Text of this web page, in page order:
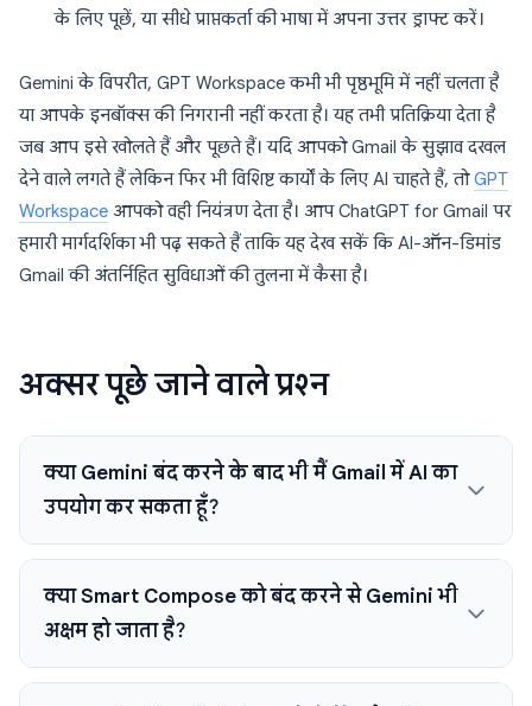
के लिए पूछें, या सीधे प्राप्तकर्ता की भाषा में अपना उत्तर ड्राफ्ट करें।
Gemini के विपरीत, GPT Workspace कभी भी पृष्ठभूमि में नहीं चलता है
या आपके इनबॉक्स की निगरानी नहीं करता है। यह तभी प्रतिक्रिया देता है
जब आप इसे खोलते हैं और पूछते हैं। यदि आपको Gmail के सुझाव दखल
देने वाले लगते हैं लेकिन फिर भी विशिष्ट कार्यों के लिए AI चाहते हैं, तोGPT
Workspace आपको वही नियंत्रण देता है। आप ChatGPT for Gmail पर
हमारी मार्गदर्शिका भी पढ़ सकते हैं ताकि यह देख सकें कि AI-ऑन-डिमांड
Gmail की अंतर्निहित सुविधाओं की तुलना में कैसा है।
अक्सर पूछे जाने वाले प्रश्न
क्या Gemini बंद करने के बाद भी मैं Gmail में AI का
उपयोग कर सकता हूँ?
क्या Smart Compose को बंद करने से Gemini भी
अक्षम हो जाता है?